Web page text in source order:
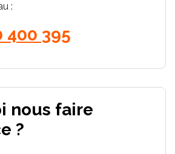
:
400 395
nous faire
?